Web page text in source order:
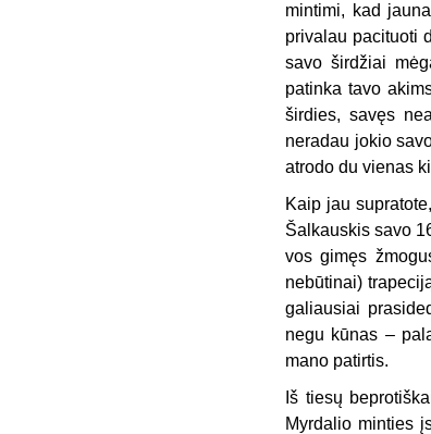
mintimi, kad
privalau pacituoti
savo širdžiai
patinka tavo
širdies, savęs
neradau jokio
atrodo du vienas
Kaip jau
Šalkauskis savo
vos gimęs
nebūtinai)
galiausiai
negu kūnas –
mano patirtis.
Iš tiesų
Myrdalio minties